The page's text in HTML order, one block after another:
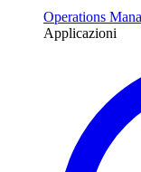
Operations
Applicazioni